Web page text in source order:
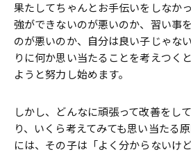
果たしてちゃんとお手伝いをしなか
強ができないのが悪いのか、習い事
のが悪いのか、自分は良い子じゃな
りに何か思い当たることを考えつく
ようと努力し始めます。
しかし、どんなに頑張って改善をし
り、いくら考えてみても思い当たる
には、その子は「よく分からないけ